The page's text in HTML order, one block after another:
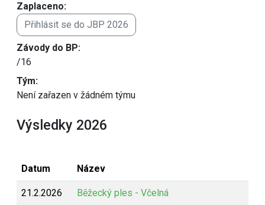
Zaplaceno:
Přihlásit se do JBP 2026
Závody do BP:
/16
Tým:
Není zařazen v žádném týmu
Výsledky 2026
Datum Název
21.2.2026 Běžecký ples - Včelná